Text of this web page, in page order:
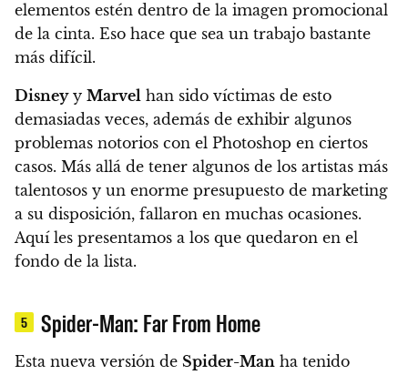
elementos estén dentro de la imagen promocional
de la cinta. Eso hace que sea un trabajo bastante
más difícil.
Disneyy Marvel han sido víctimas de esto
demasiadas veces, además de exhibir algunos
problemas notorios con el Photoshop en ciertos
casos. Más allá de tener algunos de los artistas más
talentosos y un enorme presupuesto de marketing
a su disposición, fallaron en muchas ocasiones.
Aquí les presentamos a los que quedaron en el
fondo de la lista.
5 Spider-Man: Far From Home
Esta nueva versión de Spider-Man ha tenido